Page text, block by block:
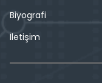
Biyografi
İletişim